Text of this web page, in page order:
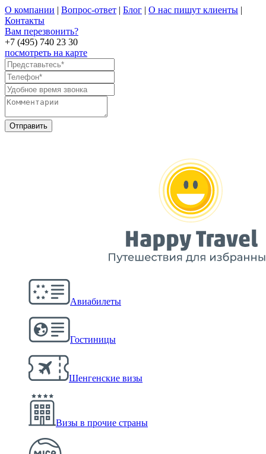
О компании | Вопрос-ответ | Блог | О нас пишут клиенты |
Контакты
Вам перезвонить?
+7 (495) 740 23 30
посмотреть на карте
Авиабилеты
Гостиницы
Шенгенские визы
Визы в прочие страны